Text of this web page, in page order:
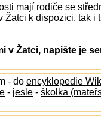
mají rodiče se
k dispozici, tak i
v Žatci, napište je
- do encyklopedie
- jesle - školka